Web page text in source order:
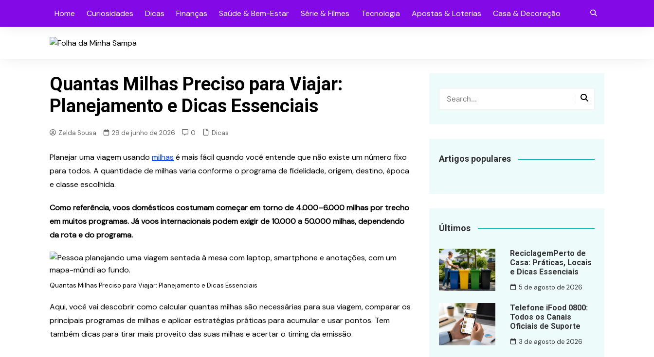
content
Home Curiosidades Dicas Finanças Saúde & Bem-Estar Série & Filmes Tecnologia Apostas & Loterias Casa & Decoração
Quantas Milhas Preciso para Viajar:
Planejamento e Dicas Essenciais
Zelda Sousa 29 de junho de 2026 0 Dicas
Planejar uma viagem usando milhas é mais fácil quando você entende que não existe um número fixo
para todos. A quantidade de milhas varia conforme o programa de fidelidade, origem, destino, época
e classe escolhida.
Como referência, voos domésticos costumam começar em torno de 4.000–6.000 milhas por trecho
em muitos programas. Já voos internacionais podem exigir de 10.000 a 50.000 milhas, dependendo
da rota e do programa.
Quantas Milhas Preciso para Viajar: Planejamento e Dicas Essenciais
Aqui, você vai descobrir como calcular quantas milhas são necessárias para sua viagem, comparar os
principais programas de milhas e aplicar estratégias práticas para acumular e usar pontos. Tem
também dicas para tirar mais proveito das suas milhas e acertar o timing da emissão.
Artigos populares
Últimos
ReciclagemPerto de
Casa: Práticas, Locais
e Dicas Essenciais
5 de agosto de 2026
Telefone iFood 0800:
Todos os Canais
Oficiais de Suporte
3 de agosto de 2026